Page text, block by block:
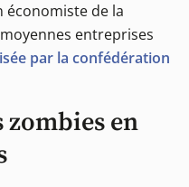
économiste de la
entreprises
par la confédération
zombies en